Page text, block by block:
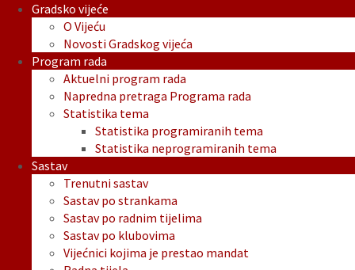
Gradsko vijeće
O Vijeću
Novosti Gradskog vijeća
Program rada
Aktuelni program rada
Napredna pretraga Programa rada
Statistika tema
Statistika programiranih tema
Statistika neprogramiranih tema
Sastav
Trenutni sastav
Sastav po strankama
Sastav po radnim tijelima
Sastav po klubovima
Vijećnici kojima je prestao mandat